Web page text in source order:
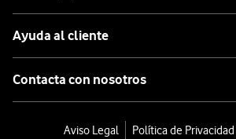
Ayuda al cliente
Contacta con nosotros
Aviso Legal
Política de